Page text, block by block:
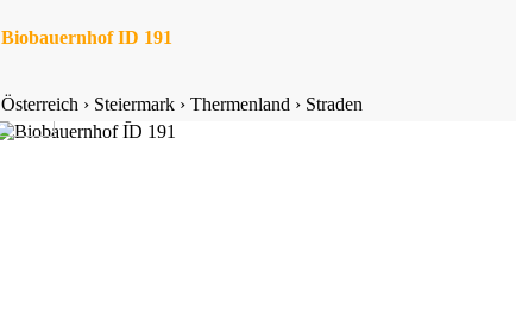
Biobauernhof ID 191
Österreich › Steiermark › Thermenland › Straden
5,0
1 Bewertung